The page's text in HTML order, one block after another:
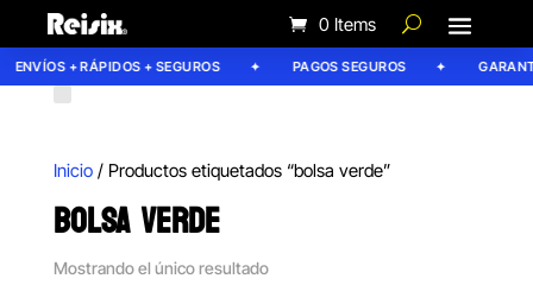
0 Items
ENVÍOS + RÁPIDOS + SEGUROS PAGOS SEGUROS
Inicio/ Productos etiquetados “bolsa verde”
BOLSA VERDE
Mostrando el único resultado